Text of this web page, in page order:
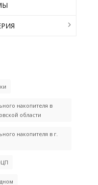
накопителя в
области
накопителя в г.